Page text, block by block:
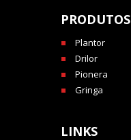
PRODUTOS
Plantor
Drilor
Pionera
Gringa
LINKS